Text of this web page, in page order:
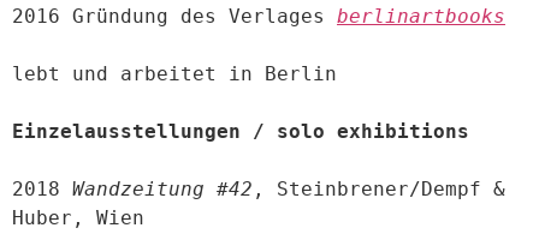
2016 Gründung des Verlages berlinartbooks
lebt und arbeitet in Berlin
Einzelausstellungen / solo exhibitions
2018 Wandzeitung #42 , Steinbrener/Dempf &
Huber, Wien